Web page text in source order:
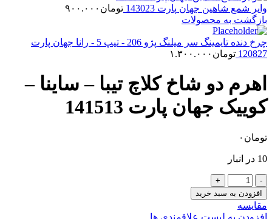
وایر شمع شاهین جهان پارت 143023 تومان ۹۰۰.۰۰۰
بازگشت به محصولات
چرخ دنده تایمینگ سر میلنگ پژو 206 - تیپ 5 - رانا جهان پارت
120827 تومان ۱.۳۰۰.۰۰۰
اهرم دو شاخ کلاچ تیبا – ساینا –
کوییک جهان پارت 141513
تومان ۰
10 در انبار
اهرم
دو
شاخ
کلاچ
افزودن به سبد خرید
مقایسه
افزودن به لیست علاقمندی ها